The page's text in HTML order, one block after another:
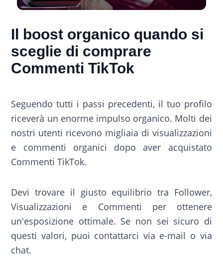
Il boost organico quando si
sceglie di comprare
Commenti TikTok
Seguendo tutti i passi precedenti, il tuo profilo
riceverà un enorme impulso organico. Molti dei
nostri utenti ricevono migliaia di visualizzazioni
e commenti organici dopo aver acquistato
Commenti TikTok.
Devi trovare il giusto equilibrio tra Follower,
Visualizzazioni e Commenti per ottenere
un'esposizione ottimale. Se non sei sicuro di
questi valori, puoi contattarci via e-mail o via
chat.